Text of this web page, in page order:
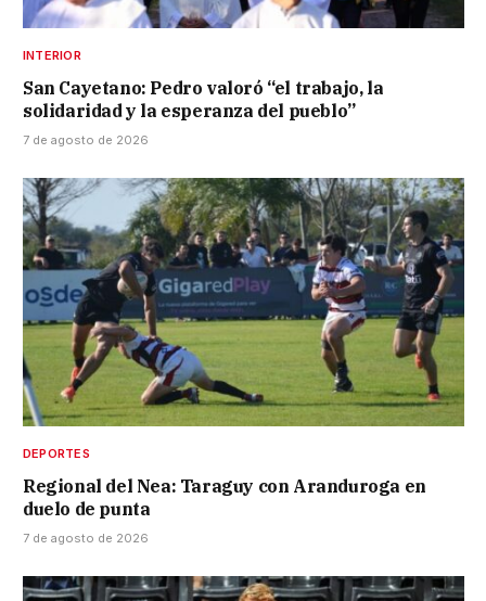
INTERIOR
San Cayetano: Pedro valoró “el trabajo, la
solidaridad y la esperanza del pueblo”
7 de agosto de 2026
DEPORTES
Regional del Nea: Taraguy con Aranduroga en
duelo de punta
7 de agosto de 2026